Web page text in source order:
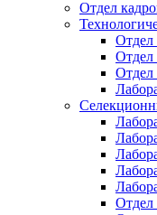
Отдел
Отдел
Отдел
Отдел
Отдел